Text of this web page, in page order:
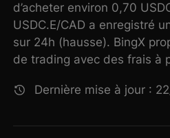
d’acheter environ 0,70
USDC.E/CAD a enregistré
sur 24h (hausse). BingX
de trading avec des frais à
Dernière mise à jour :